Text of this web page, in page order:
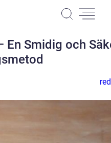
En Smidig och